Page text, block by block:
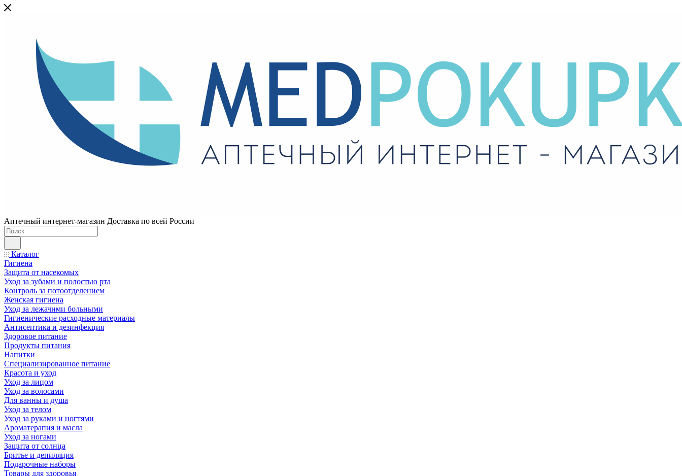
Аптечный интернет-магазин Доставка по всей России
Каталог
Гигиена
Защита от насекомых
Уход за зубами и полостью рта
Контроль за потоотделением
Женская гигиена
Уход за лежачими больными
Гигиенические расходные материалы
Антисептика и дезинфекция
Здоровое питание
Продукты питания
Напитки
Специализированное питание
Красота и уход
Уход за лицом
Уход за волосами
Для ванны и душа
Уход за телом
Уход за руками и ногтями
Ароматерапия и масла
Уход за ногами
Защита от солнца
Бритье и депиляция
Подарочные наборы
Товары для здоровья